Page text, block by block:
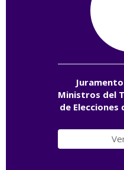
Ministros del
de Elecciones